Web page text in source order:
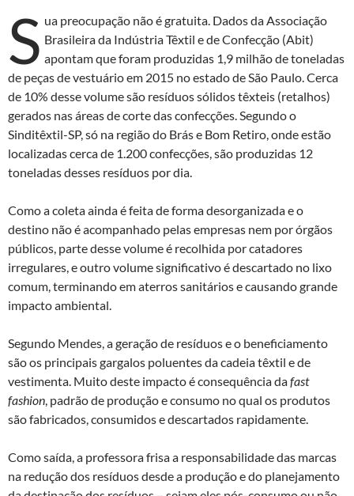
S ua preocupação não é gratuita. Dados da Associação
Brasileira da Indústria Têxtil e de Confecção (Abit)
apontam que foram produzidas 1,9 milhão de toneladas
de peças de vestuário em 2015 no estado de São Paulo. Cerca
de 10% desse volume são resíduos sólidos têxteis (retalhos)
gerados nas áreas de corte das confecções. Segundo o
Sinditêxtil-SP, só na região do Brás e Bom Retiro, onde estão
localizadas cerca de 1.200 confecções, são produzidas 12
toneladas desses resíduos por dia.
Como a coleta ainda é feita de forma desorganizada e o
destino não é acompanhado pelas empresas nem por órgãos
públicos, parte desse volume é recolhida por catadores
irregulares, e outro volume significativo é descartado no lixo
comum, terminando em aterros sanitários e causando grande
impacto ambiental.
Segundo Mendes, a geração de resíduos e o beneficiamento
são os principais gargalos poluentes da cadeia têxtil e de
vestimenta. Muito deste impacto é consequência dafast
fashion, padrão de produção e consumo no qual os produtos
são fabricados, consumidos e descartados rapidamente.
Como saída, a professora frisa a responsabilidade das marcas
na redução dos resíduos desde a produção e do planejamento